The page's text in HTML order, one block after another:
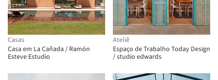
Casas
Casa em La Cañada / Ramón
Esteve Estudio
Ateliê
Espaço de Trabalho Today Design
/ studio edwards